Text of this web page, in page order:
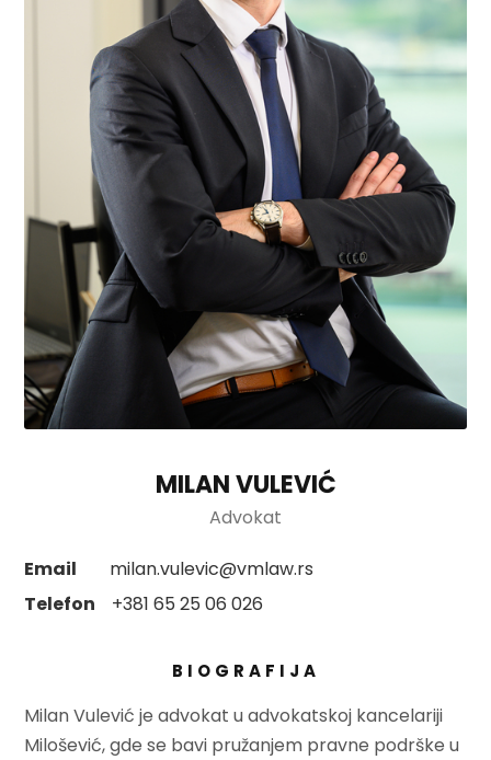
MILAN VULEVIĆ
Advokat
Email
milan.vulevic@vmlaw.rs
Telefon
+381 65 25 06 026
BIOGRAFIJA
Milan Vulević je advokat u advokatskoj kancelariji
Milošević, gde se bavi pružanjem pravne podrške u